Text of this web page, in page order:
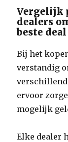
Vergelijk
dealers
beste
Bij het
verstandig
ervoor
mogelijk
Elke dealer